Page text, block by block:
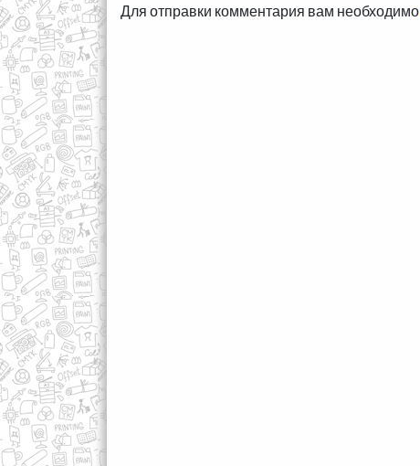
Для отправки комментария вам необходимо